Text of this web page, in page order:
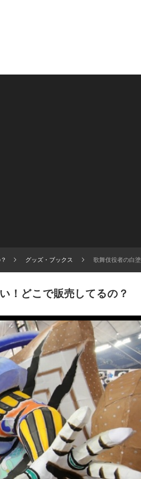
グッズ・ブックス 歌舞伎役者の白塗りメイクのマネをしたい！どこで販売してるの？
！どこで販売してるの？